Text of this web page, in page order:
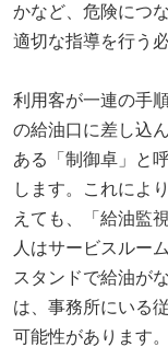
かなど、危険につ
適切な指導を行う
利用客が一連の手
の給油口に差し込
ある「制御卓」と
します。これによ
えても、「給油監
人はサービスルー
スタンドで給油が
は、事務所にいる
可能性があります。